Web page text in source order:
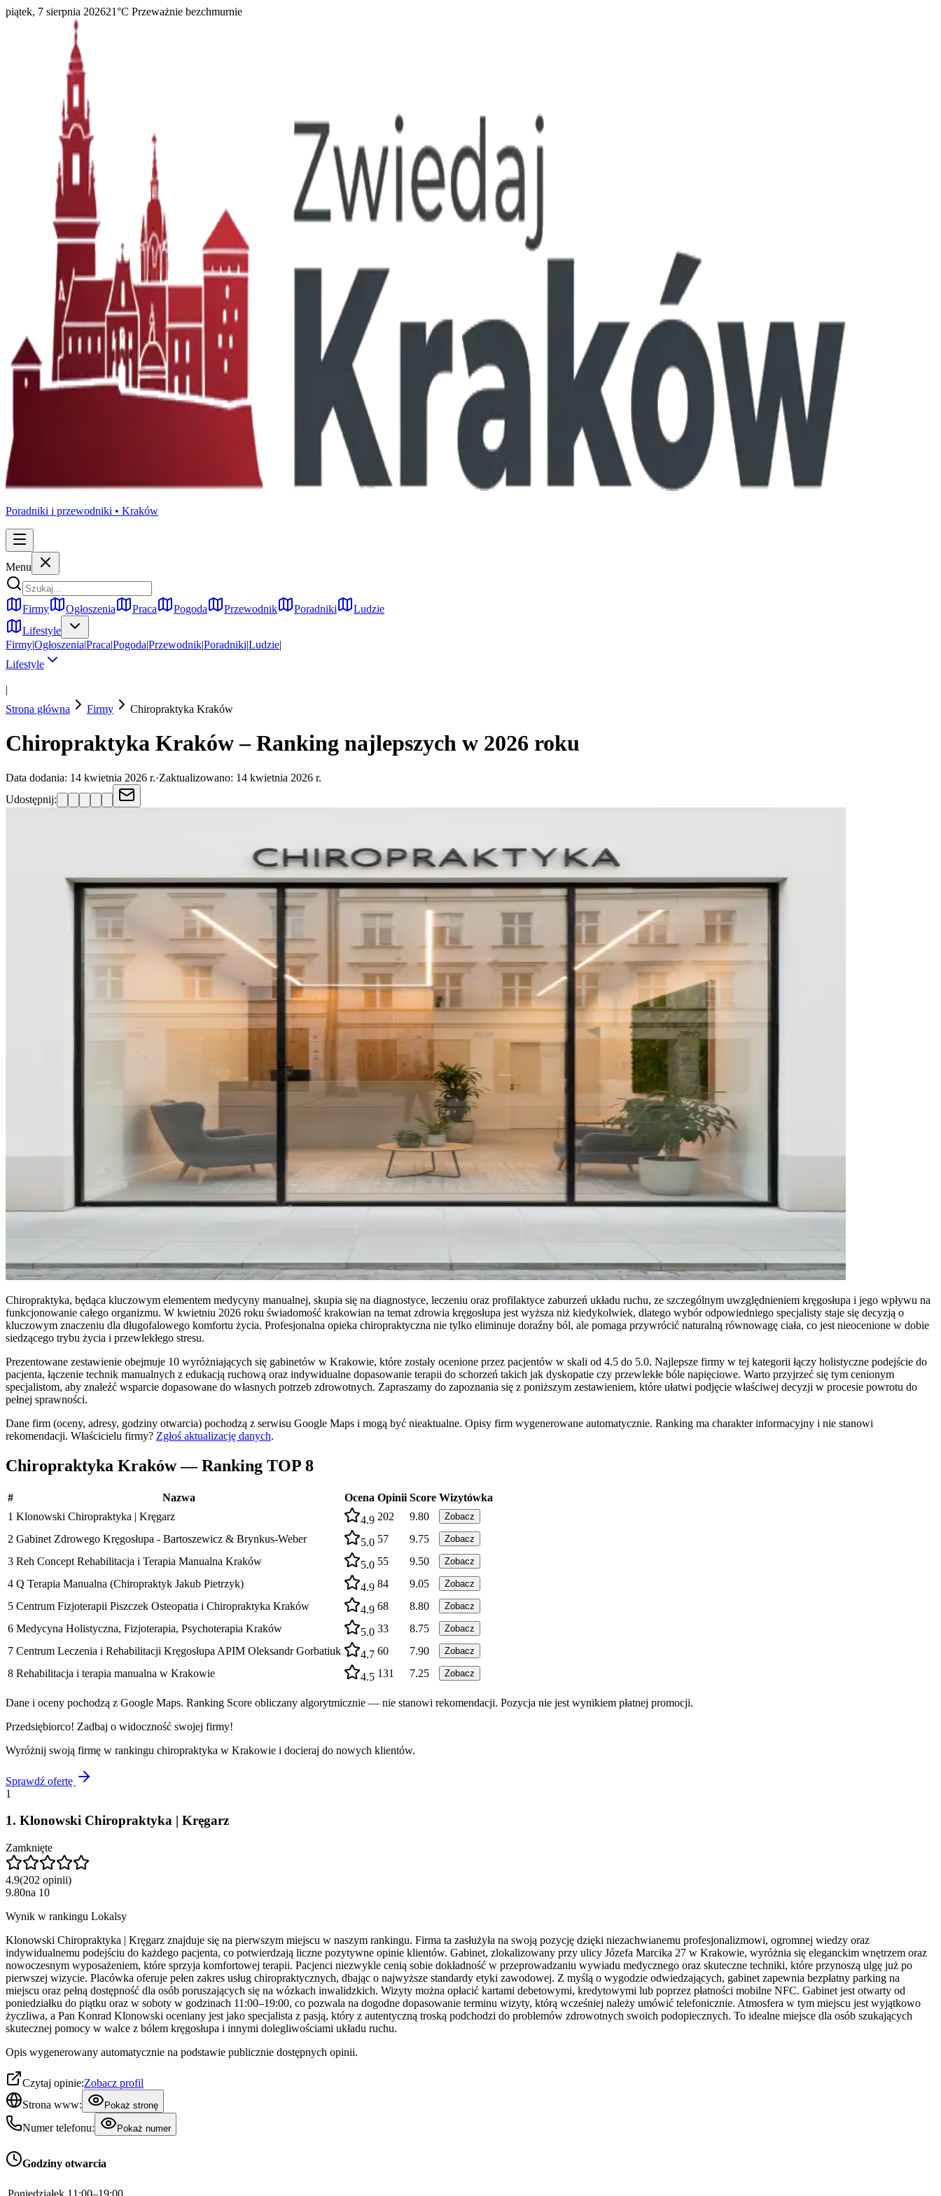
piątek, 7 sierpnia 202621°C Przeważnie bezchmurnie
Poradniki i przewodniki • Kraków
Menu
Firmy Ogłoszenia Praca Pogoda Przewodnik Poradniki
Ludzie
Lifestyle
Firmy|Ogłoszenia|Praca|Pogoda|Przewodnik|Poradniki|Ludzie|
Lifestyle
|
Strona główna
Firmy Chiropraktyka Kraków
Chiropraktyka Kraków – Ranking najlepszych w 2026 roku
Data dodania: 14 kwietnia 2026 r.·Zaktualizowano: 14 kwietnia 2026 r.
Udostępnij:
Chiropraktyka, będąca kluczowym elementem medycyny manualnej, skupia się na diagnostyce, leczeniu oraz profilaktyce zaburzeń układu ruchu, ze szczególnym uwzględnieniem kręgosłupa i jego wpływu na
funkcjonowanie całego organizmu. W kwietniu 2026 roku świadomość krakowian na temat zdrowia kręgosłupa jest wyższa niż kiedykolwiek, dlatego wybór odpowiedniego specjalisty staje się decyzją o
kluczowym znaczeniu dla długofalowego komfortu życia. Profesjonalna opieka chiropraktyczna nie tylko eliminuje doraźny ból, ale pomaga przywrócić naturalną równowagę ciała, co jest nieocenione w dobie
siedzącego trybu życia i przewlekłego stresu.
Prezentowane zestawienie obejmuje 10 wyróżniających się gabinetów w Krakowie, które zostały ocenione przez pacjentów w skali od 4.5 do 5.0. Najlepsze firmy w tej kategorii łączy holistyczne podejście do
pacjenta, łączenie technik manualnych z edukacją ruchową oraz indywidualne dopasowanie terapii do schorzeń takich jak dyskopatie czy przewlekłe bóle napięciowe. Warto przyjrzeć się tym cenionym
specjalistom, aby znaleźć wsparcie dopasowane do własnych potrzeb zdrowotnych. Zapraszamy do zapoznania się z poniższym zestawieniem, które ułatwi podjęcie właściwej decyzji w procesie powrotu do
pełnej sprawności.
Dane firm (oceny, adresy, godziny otwarcia) pochodzą z serwisu Google Maps i mogą być nieaktualne. Opisy firm wygenerowane automatycznie. Ranking ma charakter informacyjny i nie stanowi
rekomendacji. Właścicielu firmy? Zgłoś aktualizację danych.
Chiropraktyka Kraków — Ranking TOP 8
# Nazwa Ocena Opinii Score Wizytówka
1 Klonowski Chiropraktyka | Kręgarz 4.9 202 9.80 Zobacz
2 Gabinet Zdrowego Kręgosłupa - Bartoszewicz & Brynkus-Weber 5.0 57 9.75 Zobacz
3 Reh Concept Rehabilitacja i Terapia Manualna Kraków 5.0 55 9.50 Zobacz
4 Q Terapia Manualna (Chiropraktyk Jakub Pietrzyk) 4.9 84 9.05 Zobacz
5 Centrum Fizjoterapii Piszczek Osteopatia i Chiropraktyka Kraków 4.9 68 8.80 Zobacz
6 Medycyna Holistyczna, Fizjoterapia, Psychoterapia Kraków 5.0 33 8.75 Zobacz
7 Centrum Leczenia i Rehabilitacji Kręgosłupa APIM Oleksandr Gorbatiuk 4.7 60 7.90 Zobacz
8 Rehabilitacja i terapia manualna w Krakowie 4.5 131 7.25 Zobacz
Dane i oceny pochodzą z Google Maps. Ranking Score obliczany algorytmicznie — nie stanowi rekomendacji. Pozycja nie jest wynikiem płatnej promocji.
Przedsiębiorco! Zadbaj o widoczność swojej firmy!
Wyróżnij swoją firmę w rankingu chiropraktyka w Krakowie i docieraj do nowych klientów.
Sprawdź ofertę
1
1. Klonowski Chiropraktyka | Kręgarz
Zamknięte
4.9(202 opinii)
9.80na 10
Wynik w rankingu Lokalsy
Klonowski Chiropraktyka | Kręgarz znajduje się na pierwszym miejscu w naszym rankingu. Firma ta zasłużyła na swoją pozycję dzięki niezachwianemu profesjonalizmowi, ogromnej wiedzy oraz
indywidualnemu podejściu do każdego pacjenta, co potwierdzają liczne pozytywne opinie klientów. Gabinet, zlokalizowany przy ulicy Józefa Marcika 27 w Krakowie, wyróżnia się eleganckim wnętrzem oraz
nowoczesnym wyposażeniem, które sprzyja komfortowej terapii. Pacjenci niezwykle cenią sobie dokładność w przeprowadzaniu wywiadu medycznego oraz skuteczne techniki, które przynoszą ulgę już po
pierwszej wizycie. Placówka oferuje pełen zakres usług chiropraktycznych, dbając o najwyższe standardy etyki zawodowej. Z myślą o wygodzie odwiedzających, gabinet zapewnia bezpłatny parking na
miejscu oraz pełną dostępność dla osób poruszających się na wózkach inwalidzkich. Wizyty można opłacić kartami debetowymi, kredytowymi lub poprzez płatności mobilne NFC. Gabinet jest otwarty od
poniedziałku do piątku oraz w soboty w godzinach 11:00–19:00, co pozwala na dogodne dopasowanie terminu wizyty, którą wcześniej należy umówić telefonicznie. Atmosfera w tym miejscu jest wyjątkowo
życzliwa, a Pan Konrad Klonowski oceniany jest jako specjalista z pasją, który z autentyczną troską podchodzi do problemów zdrowotnych swoich podopiecznych. To idealne miejsce dla osób szukających
skutecznej pomocy w walce z bólem kręgosłupa i innymi dolegliwościami układu ruchu.
Opis wygenerowany automatycznie na podstawie publicznie dostępnych opinii.
Czytaj opinie:Zobacz profil
Strona www:
Pokaż stronę
Numer telefonu: Pokaż numer
Godziny otwarcia
Poniedziałek 11:00–19:00